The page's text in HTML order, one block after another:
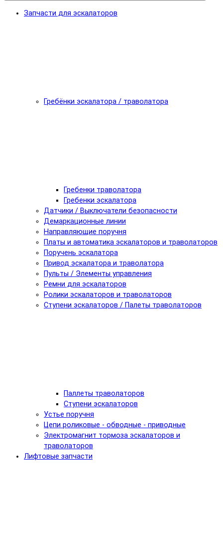
Запчасти для эскалаторов
Гребёнки эскалатора / траволатора
Гребенки траволатора
Гребенки эскалатора
Датчики / Выключатели безопасности
Демаркационные линии
Направляющие поручня
Платы и автоматика эскалаторов и траволаторов
Поручень эскалатора
Привод эскалатора и траволатора
Пульты / Элементы управления
Ремни для эскалаторов
Ролики эскалаторов и траволаторов
Ступени эскалаторов / Палеты траволаторов
Паллеты траволаторов
Ступени эскалаторов
Устье поручня
Цепи роликовые - обводные - приводные
Электромагнит тормоза эскалаторов и
траволаторов
Лифтовые запчасти